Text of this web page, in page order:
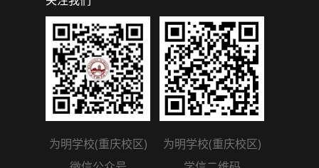
为明学校(重庆校区)
为明学校(重庆校区)